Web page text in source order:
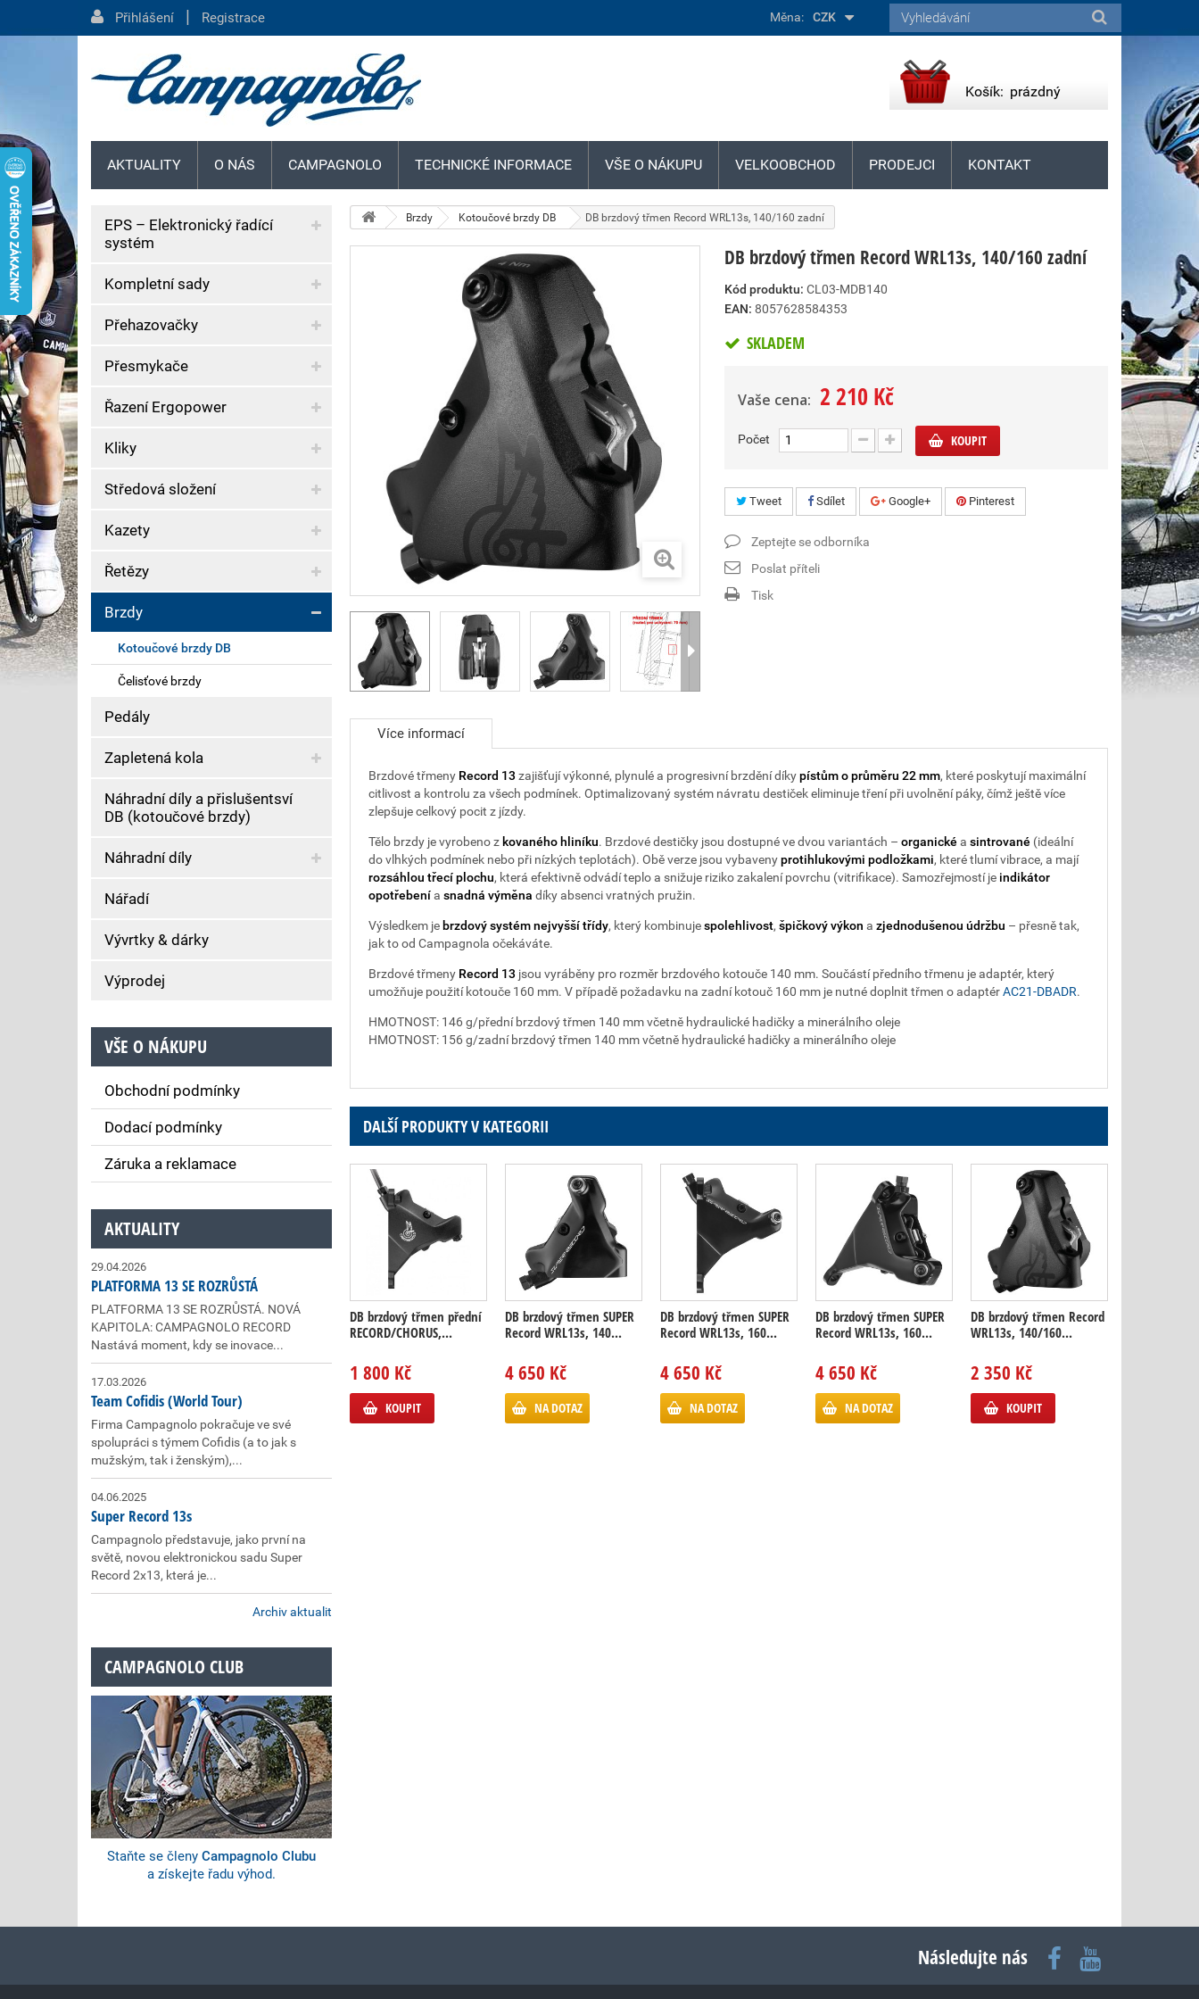
Brzdy Kotoučové brzdy DB DB brzdový třmen Record WRL13s, 140/160 zadní
DB brzdový třmen Record WRL13s, 140/160 zadní
Kód produktu: CL03-MDB140
EAN: 8057628584353
SKLADEM
Vaše cena: 2 210 Kč
Počet KOUPIT
Tweet Sdílet Google+ Pinterest
Zeptejte se odborníka
Poslat příteli
Tisk
Více informací
Brzdové třmeny Record 13 zajišťují výkonné, plynulé a progresivní brzdění díkypístům o průměru 22 mm, které poskytují maximální
citlivost a kontrolu za všech podmínek. Optimalizovaný systém návratu destiček eliminuje tření při uvolnění páky, čímž ještě více
zlepšuje celkový pocit z jízdy.
Tělo brzdy je vyrobeno z kovaného hliníku. Brzdové destičky jsou dostupné ve dvou variantách – organické a sintrované (ideální
do vlhkých podmínek nebo při nízkých teplotách). Obě verze jsou vybavenyprotihlukovými podložkami, které tlumí vibrace, a mají
rozsáhlou třecí plochu, která efektivně odvádí teplo a snižuje riziko zakalení povrchu (vitrifikace). Samozřejmostí je indikátor
opotřebenía snadná výměna díky absenci vratných pružin.
Výsledkem je brzdový systém nejvyšší třídy, který kombinujespolehlivost, špičkový výkon a zjednodušenou údržbu – přesně tak,
jak to od Campagnola očekáváte.
Brzdové třmeny Record 13 jsou vyráběny pro rozměr brzdového kotouče 140 mm. Součástí předního třmenu je adaptér, který
umožňuje použití kotouče 160 mm. V případě požadavku na zadní kotouč 160 mm je nutné doplnit třmen o adaptérAC21-DBADR.
HMOTNOST: 146 g/přední brzdový třmen 140 mm včetně hydraulické hadičky a minerálního oleje
HMOTNOST: 156 g/zadní brzdový třmen 140 mm včetně hydraulické hadičky a minerálního oleje
DALŠÍ PRODUKTY V KATEGORII
DB brzdový třmen přední
RECORD/CHORUS,...
1 800 Kč
KOUPIT
DB brzdový třmen SUPER
Record WRL13s, 140...
4 650 Kč
NA DOTAZ
DB brzdový třmen SUPER
Record WRL13s, 160...
4 650 Kč
NA DOTAZ
DB brzdový třmen SUPER
Record WRL13s, 160...
4 650 Kč
NA DOTAZ
DB brzdový třmen Record
WRL13s, 140/160...
2 350 Kč
KOUPIT
EPS – Elektronický řadící
systém
Kompletní sady
Přehazovačky
Přesmykače
Řazení Ergopower
Kliky
Středová složení
Kazety
Řetězy
Brzdy
Kotoučové brzdy DB
Čelisťové brzdy
Pedály
Zapletená kola
Náhradní díly a přislušentsví
DB (kotoučové brzdy)
Náhradní díly
Nářadí
Vývrtky & dárky
Výprodej
VŠE O NÁKUPU
Obchodní podmínky
Dodací podmínky
Záruka a reklamace
AKTUALITY
29.04.2026
PLATFORMA 13 SE ROZRŮSTÁ
PLATFORMA 13 SE ROZRŮSTÁ. NOVÁ
KAPITOLA: CAMPAGNOLO RECORD
Nastává moment, kdy se inovace...
17.03.2026
Team Cofidis (World Tour)
Firma Campagnolo pokračuje ve své
spolupráci s týmem Cofidis (a to jak s
mužským, tak i ženským),...
04.06.2025
Super Record 13s
Campagnolo představuje, jako první na
světě, novou elektronickou sadu Super
Record 2x13, která je...
Archiv aktualit
CAMPAGNOLO CLUB
Staňte se členy Campagnolo Clubu
a získejte řadu výhod.
Přihlášení | Registrace Měna: CZK
Košík: prázdný
AKTUALITY O NÁS CAMPAGNOLO TECHNICKÉ INFORMACE VŠE O NÁKUPU VELKOOBCHOD PRODEJCI KONTAKT
Následujte nás